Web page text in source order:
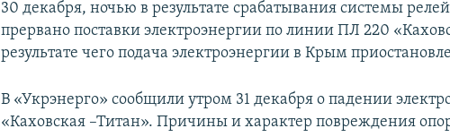
30 декабря, ночью в результате срабатывания системы
прервано поставки электроэнергии по линии ПЛ 220
результате чего подача электроэнергии в Крым
В «Укрэнерго» сообщили утром 31 декабря о падении
«Каховская –Титан». Причины и характер повреждения